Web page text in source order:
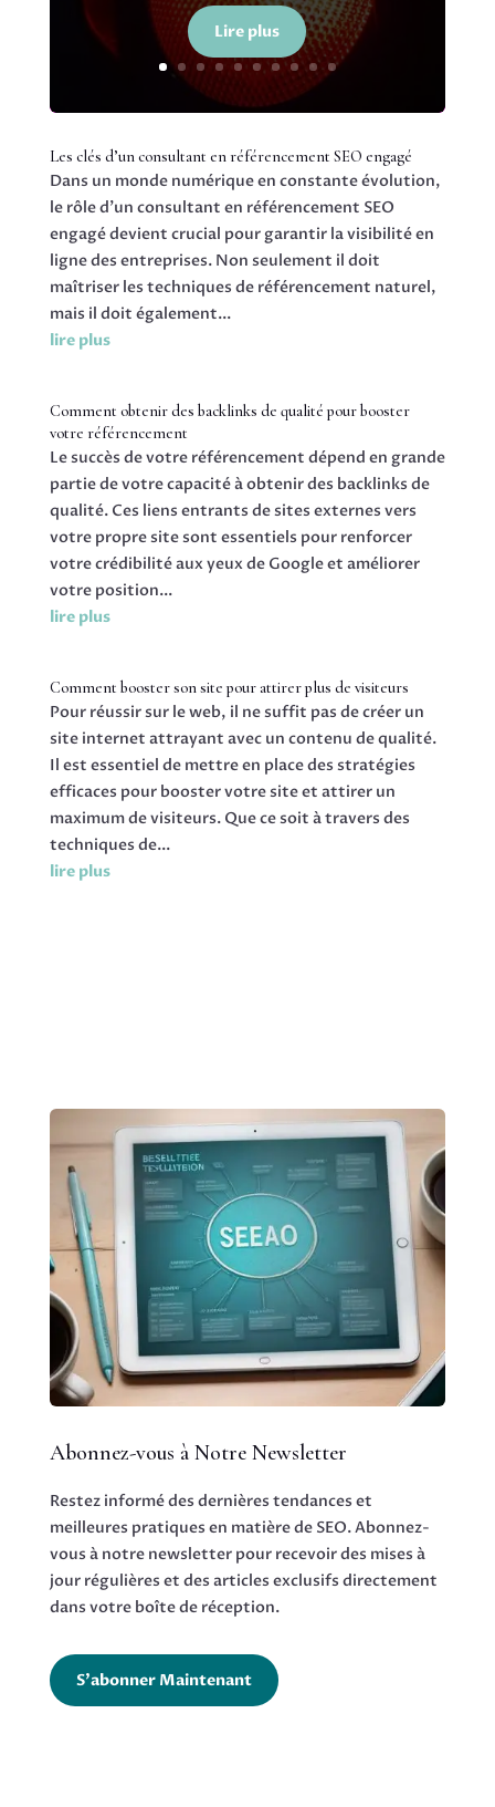
Lire plus
Les clés d’un consultant en référencement SEO engagé
Dans un monde numérique en constante évolution,
le rôle d'un consultant en référencement SEO
engagé devient crucial pour garantir la visibilité en
ligne des entreprises. Non seulement il doit
maîtriser les techniques de référencement naturel,
mais il doit également...
lire plus
Comment obtenir des backlinks de qualité pour booster
votre référencement
Le succès de votre référencement dépend en grande
partie de votre capacité à obtenir des backlinks de
qualité. Ces liens entrants de sites externes vers
votre propre site sont essentiels pour renforcer
votre crédibilité aux yeux de Google et améliorer
votre position...
lire plus
Comment booster son site pour attirer plus de visiteurs
Pour réussir sur le web, il ne suffit pas de créer un
site internet attrayant avec un contenu de qualité.
Il est essentiel de mettre en place des stratégies
efficaces pour booster votre site et attirer un
maximum de visiteurs. Que ce soit à travers des
techniques de...
lire plus
Abonnez-vous à Notre Newsletter
Restez informé des dernières tendances et
meilleures pratiques en matière de SEO. Abonnez-
vous à notre newsletter pour recevoir des mises à
jour régulières et des articles exclusifs directement
dans votre boîte de réception.
S'abonner Maintenant